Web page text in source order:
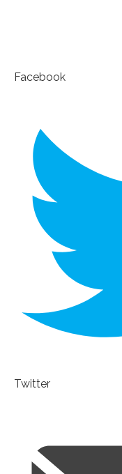
Facebook
Twitter